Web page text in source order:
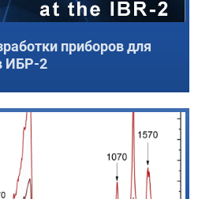
приборов для
ИБР-2